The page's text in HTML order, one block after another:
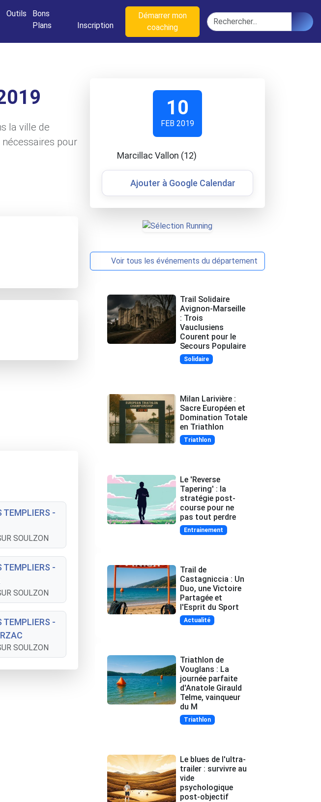
Outils
Bons
Plans
Inscription
Démarrer mon
coaching
Rechercher
la ville de
nécessaires pour
TEMPLIERS -
SOULZON
TEMPLIERS -
SOULZON
TEMPLIERS -
SOULZON
10
FEB 2019
Marcillac Vallon (12)
Ajouter à Google Calendar
Voir tous les événements du département
Trail Solidaire
Avignon-Marseille
: Trois
Vauclusiens
Courent pour le
Secours Populaire
Solidaire
Milan Larivière :
Sacre Européen et
Domination Totale
en Triathlon
Triathlon
Le 'Reverse
Tapering' : la
stratégie post-
course pour ne
pas tout perdre
Entrainement
Trail de
Castagniccia : Un
Duo, une Victoire
Partagée et
l'Esprit du Sport
Actualité
Triathlon de
Vouglans : La
journée parfaite
d'Anatole Girauld
Telme, vainqueur
du M
Triathlon
Le blues de l'ultra-
trailer : survivre au
vide
psychologique
post-objectif